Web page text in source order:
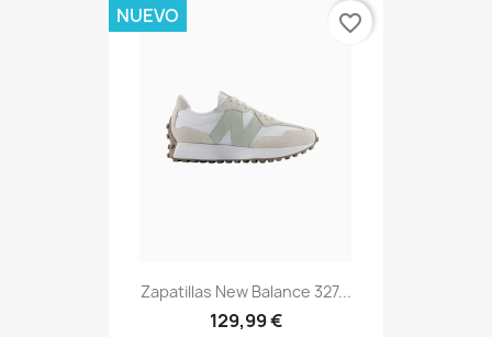
Zapatillas New Balance 327...
129,99 €
NUEVO favorite_border